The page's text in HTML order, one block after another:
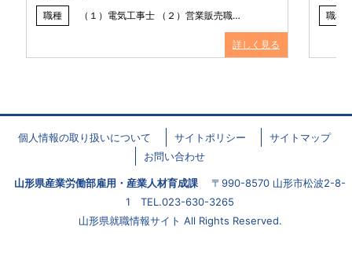
職種
（１）電気工事士 （２）営業販売職…
詳しく見る
職種
個人情報の取り扱いについて サイトポリシー
サイトマップ
お問い合わせ
山形県産業労働部雇用・産業人材育成課 〒990-8570 山形市松波2-8-
1 TEL.023-630-3265
山形県就職情報サイト All Rights Reserved.